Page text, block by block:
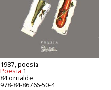
1987, poesia
Poesia 1
84 orrialde
978-84-86766-50-4